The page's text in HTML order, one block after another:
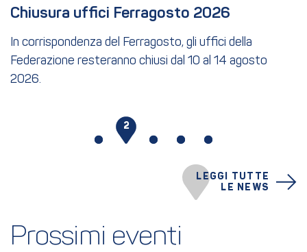
LEGGI TUTTE
LE NEWS
Chiusura uffici Ferragosto 2026
In corrispondenza del Ferragosto, gli uffici della
Federazione resteranno chiusi dal 10 al 14 agosto
2026.
2
Prossimi eventi